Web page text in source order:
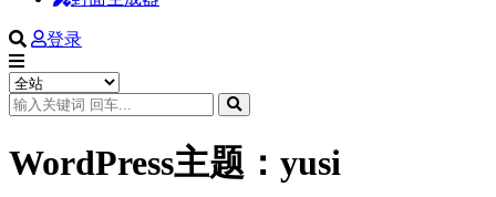
登录
WordPress主题：yusi